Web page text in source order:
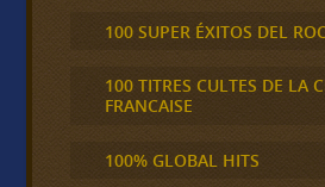
100 SUPER ÉXITOS DEL
100 TITRES CULTES DE LA
FRANCAISE
100% GLOBAL HITS